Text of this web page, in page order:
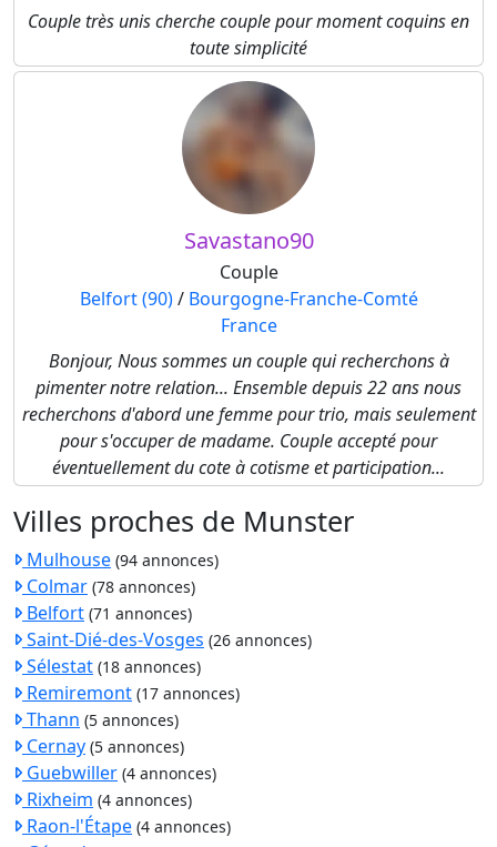
Couple très unis cherche couple pour moment coquins en
toute simplicité
Savastano90
Couple
Belfort (90)/ Bourgogne-Franche-Comté
France
Bonjour, Nous sommes un couple qui recherchons à
pimenter notre relation... Ensemble depuis 22 ans nous
recherchons d'abord une femme pour trio, mais seulement
pour s'occuper de madame. Couple accepté pour
éventuellement du cote à cotisme et participation...
Villes proches de Munster
Mulhouse (94 annonces)
Colmar (78 annonces)
Belfort (71 annonces)
Saint-Dié-des-Vosges (26 annonces)
Sélestat (18 annonces)
Remiremont (17 annonces)
Thann (5 annonces)
Cernay (5 annonces)
Guebwiller (4 annonces)
Rixheim (4 annonces)
Raon-l'Étape (4 annonces)